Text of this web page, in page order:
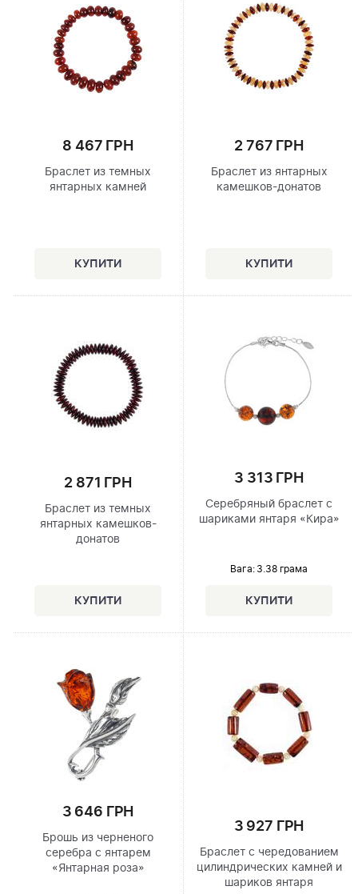
8 467 ГРН
Браслет из темных
янтарных камней
2 767 ГРН
Браслет из янтарных
камешков-донатов
2 871 ГРН
Браслет из темных
янтарных камешков-
донатов
3 313 ГРН
Серебряный браслет с
шариками янтаря «Кира»
Вага: 3.38 грама
3 646 ГРН
Брошь из черненого
серебра с янтарем
«Янтарная роза»
3 927 ГРН
Браслет с чередованием
цилиндрических камней и
шариков янтаря